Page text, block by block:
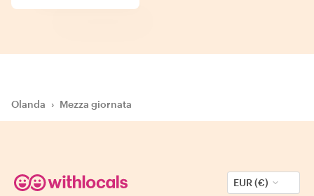
Olanda › Mezza giornata
EUR (€)